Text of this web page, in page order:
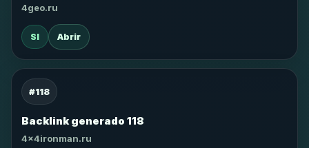
4geo.ru
SI Abrir
#118
Backlink generado 118
4x4ironman.ru